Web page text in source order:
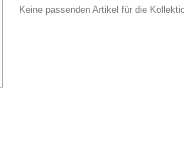
Keine passenden Artikel für die